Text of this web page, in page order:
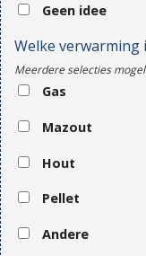
Geen idee
Welke verwarming
Meerdere selecties
Gas
Mazout
Hout
Pellet
Andere